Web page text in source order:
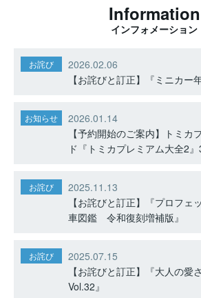
Information
インフォメーション
お詫び
2026.02.06
【お詫びと訂正】『ミニカー
お知らせ
2026.01.14
【予約開始のご案内】トミカ
ド『トミカプレミアム大全2
お詫び
2025.11.13
【お詫びと訂正】『プロフェ
車図鑑 令和復刻増補版』
お詫び
2025.07.15
【お詫びと訂正】『大人の愛
Vol.32』